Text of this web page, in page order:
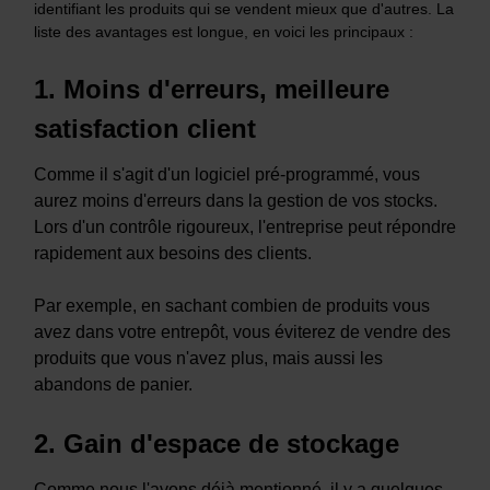
identifiant les produits qui se vendent mieux que d'autres. La
liste des avantages est longue, en voici les principaux :
1. Moins d'erreurs, meilleure
satisfaction client
Comme il s'agit d'un logiciel pré-programmé, vous
aurez moins d'erreurs dans la gestion de vos stocks.
Lors d'un contrôle rigoureux, l'entreprise peut répondre
rapidement aux besoins des clients.
Par exemple, en sachant combien de produits vous
avez dans votre entrepôt, vous éviterez de vendre des
produits que vous n'avez plus, mais aussi les
abandons de panier.
2. Gain d'espace de stockage